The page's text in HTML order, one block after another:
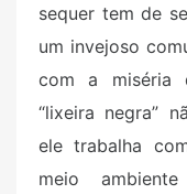
sequer tem de
um invejoso
com a miséria
“lixeira negra”
ele trabalha
meio